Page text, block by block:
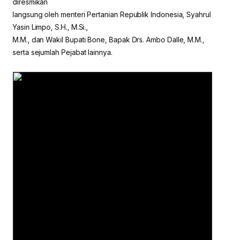
langsung oleh menteri Pertanian Republik Indonesia, Syahrul
Yasin Limpo, S.H., M.Si.,
M.M., dan Wakil Bupati Bone, Bapak Drs. Ambo Dalle, M.M.,
serta sejumlah Pejabat lainnya.